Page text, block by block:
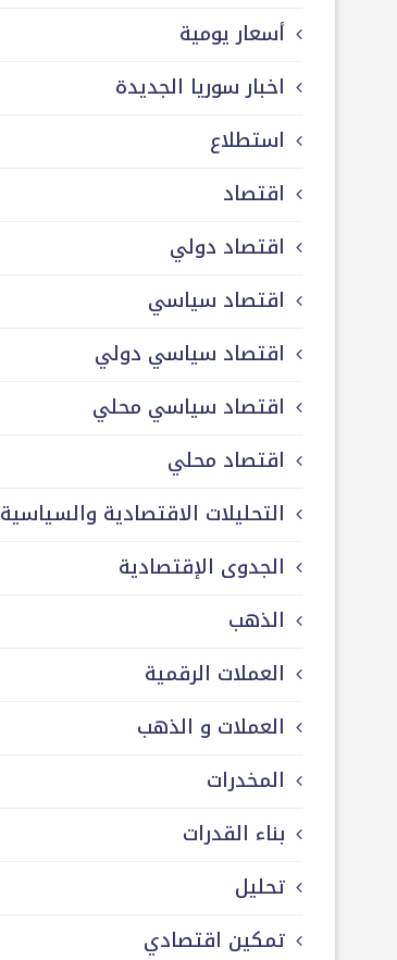
أسعار يومية
اخبار سوريا الجديدة
استطلاع
اقتصاد
اقتصاد دولي
اقتصاد سياسي
اقتصاد سياسي دولي
اقتصاد سياسي محلي
اقتصاد محلي
التحليلات الاقتصادية والسياسية
الجدوى الإقتصادية
الذهب
العملات الرقمية
العملات و الذهب
المخدرات
بناء القدرات
تحليل
تمكين اقتصادي